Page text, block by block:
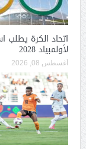
لأولمبياد 2028
أغسطس 08, 2026